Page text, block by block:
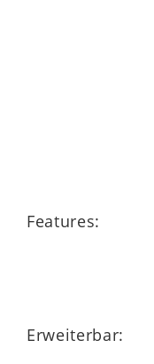
Features:
Erweiterbar: